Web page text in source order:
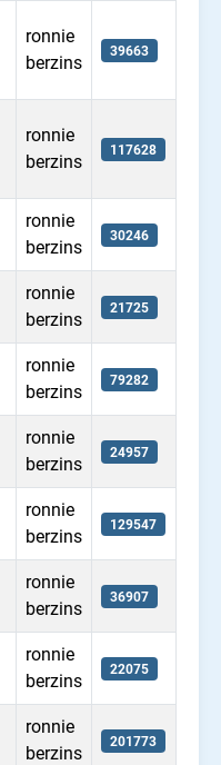
ronnie
berzins
39663
ronnie
berzins
117628
ronnie
berzins
30246
ronnie
berzins
21725
ronnie
berzins
79282
ronnie
berzins
24957
ronnie
berzins
129547
ronnie
berzins
36907
ronnie
berzins
22075
ronnie
berzins
201773